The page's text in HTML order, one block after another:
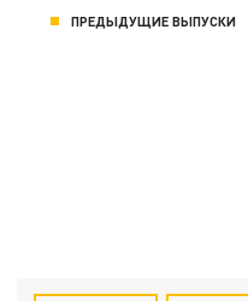
ПРЕДЫДУЩИЕ ВЫПУСКИ